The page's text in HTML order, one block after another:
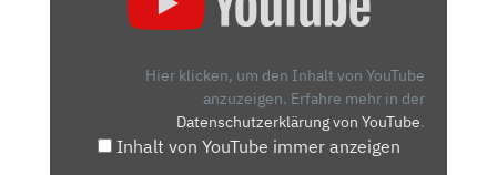
KONFIGURATOR
Hier klicken, um den Inhalt von YouTube
anzuzeigen. Erfahre mehr in der
Datenschutzerklärung von YouTube.
Inhalt von YouTube immer anzeigen